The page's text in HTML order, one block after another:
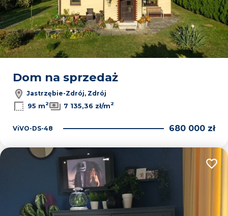
Dom na sprzedaż
Jastrzębie-Zdrój, Zdrój
95 m2 7 135,36 zł/m2
ViVO-DS-48 680 000 zł